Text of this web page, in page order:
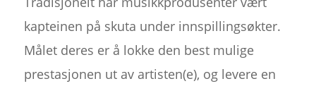
kapteinen på skuta under innspillingsøkter.
Målet deres er å lokke den best mulige
prestasjonen ut av artisten(e), og levere en